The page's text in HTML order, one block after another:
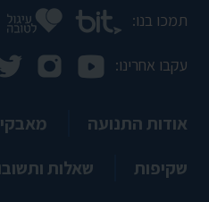
תמכו בנו:
עקבו אחרינו:
אודות התנועה
שקיפות
שאלות